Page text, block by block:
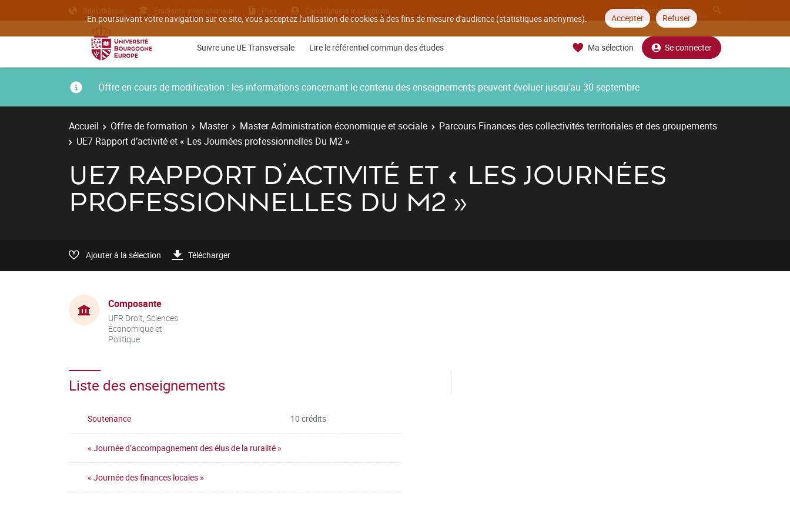
En poursuivant votre navigation sur ce site, vous acceptez l'utilisation de cookies à des fins de mesure d'audience (statistiques anonymes). Accepter Refuser
Bibliothèque Etudiants internationaux Plan Candidatures inscriptions
Suivre une UE Transversale Lire le référentiel commun des études Ma sélection Se connecter
Offre en cours de modification : les informations concernant le contenu des enseignements peuvent évoluer jusqu’au 30 septembre
Accueil Offre de formation Master Master Administration économique et sociale
Parcours Finances des collectivités territoriales et des groupements
UE7 Rapport d’activité et « Les Journées professionnelles Du M2 »
UE7 RAPPORT D’ACTIVITÉ ET « LES JOURNÉES
PROFESSIONNELLES DU M2 »
Ajouter à la sélection Télécharger
Composante
UFR Droit, Sciences
Économique et
Politique
Liste des enseignements
Soutenance 10 crédits
« Journée d’accompagnement des élus de la ruralité »
« Journée des finances locales »